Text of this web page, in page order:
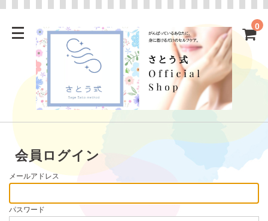
0
会員ログイン
メールアドレス
パスワード